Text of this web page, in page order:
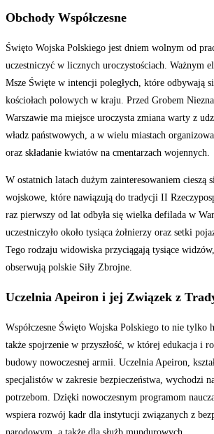
Obchody Współczesne
Święto Wojska Polskiego jest dniem wolnym od
uczestniczyć w licznych uroczystościach. Ważnym
Msze Święte w intencji poległych, które odbywają
kościołach polowych w kraju. Przed Grobem
Warszawie ma miejsce uroczysta zmiana warty z
władz państwowych, a w wielu miastach
oraz składanie kwiatów na cmentarzach wojennych.
W ostatnich latach dużym zainteresowaniem cieszą
wojskowe, które nawiązują do tradycji II
raz pierwszy od lat odbyła się wielka defilada w
uczestniczyło około tysiąca żołnierzy oraz setki
Tego rodzaju widowiska przyciągają tysiące
obserwują polskie Siły Zbrojne.
Uczelnia Apeiron i jej Związek z
Współczesne Święto Wojska Polskiego to nie tylko
także spojrzenie w przyszłość, w której edukacja i
budowy nowoczesnej armii. Uczelnia Apeiron,
specjalistów w zakresie bezpieczeństwa, wychodzi
potrzebom. Dzięki nowoczesnym programom
wspiera rozwój kadr dla instytucji związanych z